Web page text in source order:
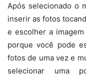
Após selecionado o
inserir as fotos
e escolher a
porque você pode
fotos de uma vez e
selecionar uma